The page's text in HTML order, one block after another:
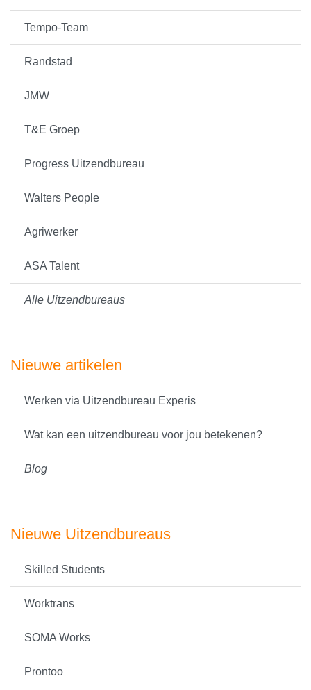
Tempo-Team
Randstad
JMW
T&E Groep
Progress Uitzendbureau
Walters People
Agriwerker
ASA Talent
Alle Uitzendbureaus
Nieuwe artikelen
Werken via Uitzendbureau Experis
Wat kan een uitzendbureau voor jou betekenen?
Blog
Nieuwe Uitzendbureaus
Skilled Students
Worktrans
SOMA Works
Prontoo